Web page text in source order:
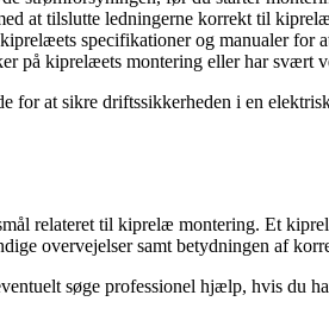
at tilslutte ledningerne korrekt til
specifikationer og manualer for
på kiprelæets montering eller har svært
for at sikre driftssikkerheden i en
relateret til kiprelæ montering. Et
overvejelser samt betydningen af
søge professionel hjælp, hvis